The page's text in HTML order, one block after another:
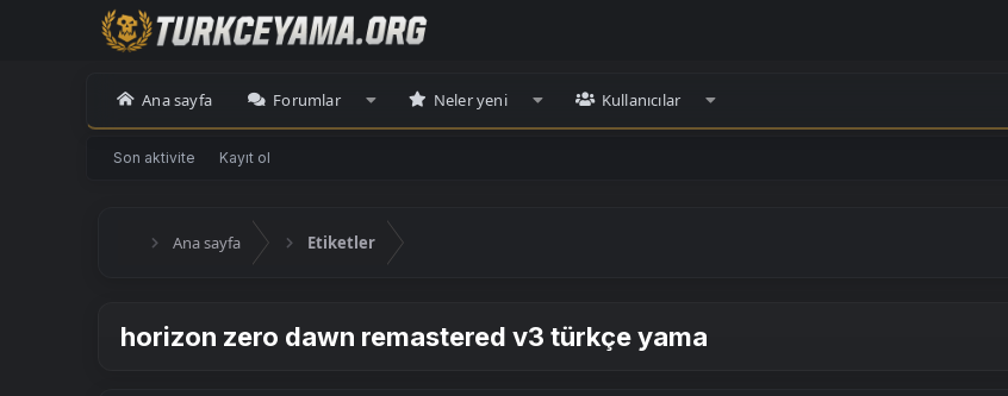
Ana sayfa Forumlar Neler yeni Kullanıcılar
Son aktivite Kayıt ol
Ana sayfa Etiketler
horizon zero dawn remastered v3 türkçe yama